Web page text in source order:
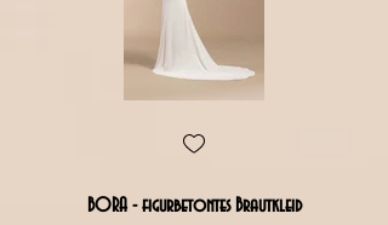
BORA - figurbetontes Brautkleid